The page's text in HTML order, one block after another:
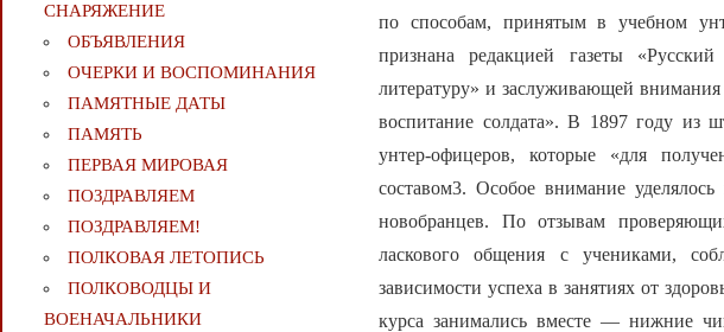
по способам, принятым в учебном
признана редакцией газеты
литературу» и заслуживающей
воспитание солдата». В 1897 году из
унтер-офицеров, которые «для
составом3. Особое внимание
новобранцев. По отзывам
ласкового общения с учениками,
зависимости успеха в занятиях от
курса занимались вместе — нижние
СНАРЯЖЕНИЕ
ОБЪЯВЛЕНИЯ
ОЧЕРКИ И ВОСПОМИНАНИЯ
ПАМЯТНЫЕ ДАТЫ
ПАМЯТЬ
ПЕРВАЯ МИРОВАЯ
ПОЗДРАВЛЯЕМ
ПОЗДРАВЛЯЕМ!
ПОЛКОВАЯ ЛЕТОПИСЬ
ПОЛКОВОДЦЫ И
ВОЕНАЧАЛЬНИКИ